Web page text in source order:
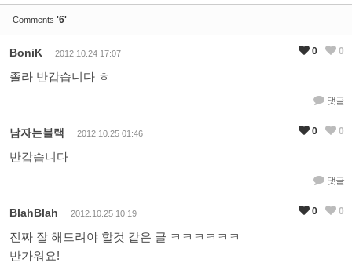
Comments '6'
BoniK 2012.10.24 17:07
졸라 반갑습니다 ㅎ
댓글
0 0
남자는블랙 2012.10.25 01:46
반갑습니다
댓글
0 0
BlahBlah 2012.10.25 10:19
진짜 잘 해드려야 할것 같은 글 ㅋㅋㅋㅋㅋㅋ
반가워요!
0 0